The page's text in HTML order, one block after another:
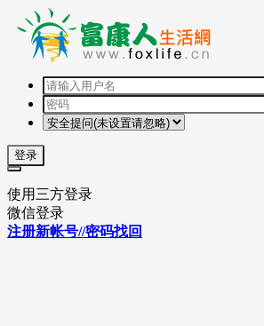
登录
使用三方登录
微信登录
注册新帐号//密码找回